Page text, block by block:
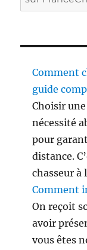
Comment
guide
Choisir
nécessité
pour
distance.
chasseur à
Comment
On reçoit
avoir
vous êtes